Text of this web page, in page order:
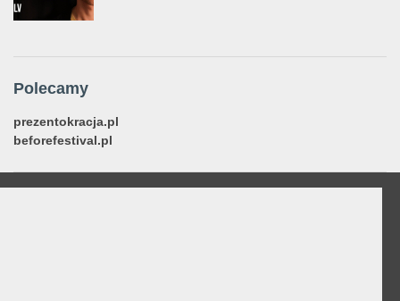
Polecamy
prezentokracja.pl
beforefestival.pl